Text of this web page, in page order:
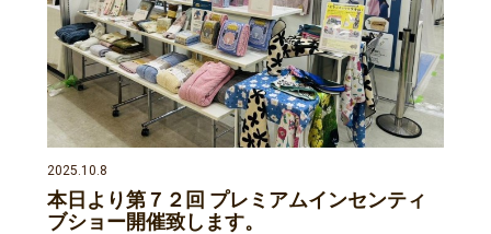
2025.10.8
本日より第７２回 プレミアムインセンティ
ブショー開催致します。